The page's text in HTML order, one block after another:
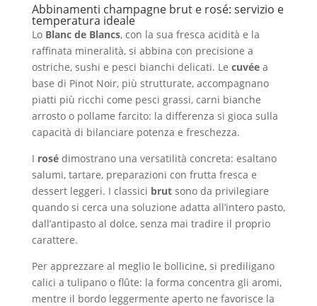
Abbinamenti champagne brut e rosé: servizio e
temperatura ideale
Lo Blanc de Blancs, con la sua fresca acidità e la
raffinata mineralità, si abbina con precisione a
ostriche, sushi e pesci bianchi delicati. Le cuvéea
base di Pinot Noir, più strutturate, accompagnano
piatti più ricchi come pesci grassi, carni bianche
arrosto o pollame farcito: la differenza si gioca sulla
capacità di bilanciare potenza e freschezza.
I rosédimostrano una versatilità concreta: esaltano
salumi, tartare, preparazioni con frutta fresca e
dessert leggeri. I classici brutsono da privilegiare
quando si cerca una soluzione adatta all’intero pasto,
dall’antipasto al dolce, senza mai tradire il proprio
carattere.
Per apprezzare al meglio le bollicine, si prediligano
calici a tulipano o flûte: la forma concentra gli aromi,
mentre il bordo leggermente aperto ne favorisce la